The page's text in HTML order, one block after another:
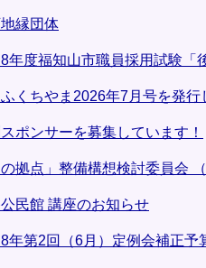
縁団体
年度福知山市職員採用試験「
くちやま2026年7月号を発行
ポンサーを募集しています！
の拠点」整備構想検討委員会
民館 講座のお知らせ
年第2回（6月）定例会補正予